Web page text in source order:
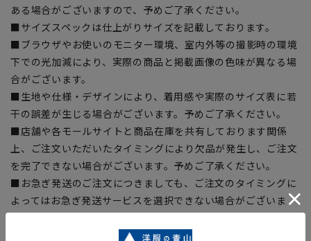
ある場合がございますので、予めご了承ください。
■サイズスペックは仕上がりサイズを記載しております。
■ブラウザやお使いのモニター環境、室内外等の撮影時の環境
下での光加減により、実際の商品と掲載画像の色味が異なる場
合がございます。
■生地や仕様・デザインにより、着用感や実際のサイズ表に若
干の誤差が生じる場合がございます。予めご了承ください。
■店舗や各モールサイトと商品在庫を共有しております関係
上、ご注文いただいたタイミングにより欠品が発生し、ご注文
を完了できない場合がございます。予めご了承ください。
■お急ぎ発送のご注文につきましても、ご注文のタイミングに
よってはお急ぎ発送サービスを選択できない場合がございま
す。